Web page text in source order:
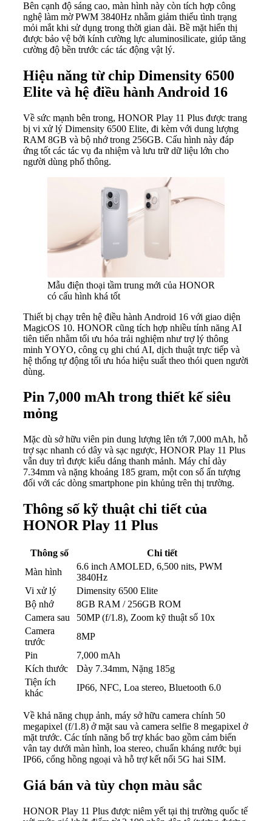
Bên cạnh độ sáng cao, màn hình này còn tích hợp công
nghệ làm mờ PWM 3840Hz nhằm giảm thiểu tình trạng
mỏi mắt khi sử dụng trong thời gian dài. Bề mặt hiển thị
được bảo vệ bởi kính cường lực aluminosilicate, giúp tăng
cường độ bền trước các tác động vật lý.
Hiệu năng từ chip Dimensity 6500
Elite và hệ điều hành Android 16
Về sức mạnh bên trong, HONOR Play 11 Plus được trang
bị vi xử lý Dimensity 6500 Elite, đi kèm với dung lượng
RAM 8GB và bộ nhớ trong 256GB. Cấu hình này đáp
ứng tốt các tác vụ đa nhiệm và lưu trữ dữ liệu lớn cho
người dùng phổ thông.
Mẫu điện thoại tầm trung mới của HONOR
có cấu hình khá tốt
Thiết bị chạy trên hệ điều hành Android 16 với giao diện
MagicOS 10. HONOR cũng tích hợp nhiều tính năng AI
tiên tiến nhằm tối ưu hóa trải nghiệm như trợ lý thông
minh YOYO, công cụ ghi chú AI, dịch thuật trực tiếp và
hệ thống tự động tối ưu hóa hiệu suất theo thói quen người
dùng.
Pin 7,000 mAh trong thiết kế siêu
mỏng
Mặc dù sở hữu viên pin dung lượng lên tới 7,000 mAh, hỗ
trợ sạc nhanh có dây và sạc ngược, HONOR Play 11 Plus
vẫn duy trì được kiểu dáng thanh mảnh. Máy chỉ dày
7.34mm và nặng khoảng 185 gram, một con số ấn tượng
đối với các dòng smartphone pin khủng trên thị trường.
Thông số kỹ thuật chi tiết của
HONOR Play 11 Plus
Thông số
Chi tiết
Màn hình
6.6 inch AMOLED, 6,500 nits, PWM
3840Hz
Vi xử lý
Dimensity 6500 Elite
Bộ nhớ
8GB RAM / 256GB ROM
Camera sau
50MP (f/1.8), Zoom kỹ thuật số 10x
Camera
trước
8MP
Pin
7,000 mAh
Kích thước
Dày 7.34mm, Nặng 185g
Tiện ích
khác
IP66, NFC, Loa stereo, Bluetooth 6.0
Về khả năng chụp ảnh, máy sở hữu camera chính 50
megapixel (f/1.8) ở mặt sau và camera selfie 8 megapixel ở
mặt trước. Các tính năng bổ trợ khác bao gồm cảm biến
vân tay dưới màn hình, loa stereo, chuẩn kháng nước bụi
IP66, cổng hồng ngoại và hỗ trợ kết nối 5G hai SIM.
Giá bán và tùy chọn màu sắc
HONOR Play 11 Plus được niêm yết tại thị trường quốc tế